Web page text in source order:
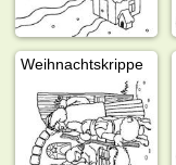
Weihnachtskrippe